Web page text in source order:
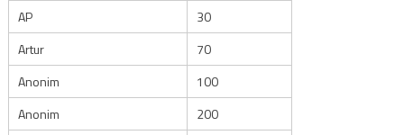
AP
30
Artur
70
Anonim
100
Anonim
200